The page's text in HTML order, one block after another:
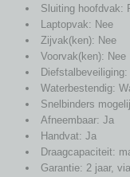
Sluiting hoofdvak:
Laptopvak: Nee
Zijvak(ken): Nee
Voorvak(ken): Nee
Diefstalbeveiliging:
Waterbestendig:
Snelbinders
Afneembaar: Ja
Handvat: Ja
Draagcapaciteit:
Garantie: 2 jaar,